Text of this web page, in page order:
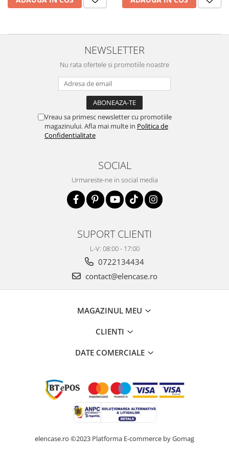
NEWSLETTER
Nu rata ofertele si promotiile noastre
Vreau sa primesc newsletter cu promotiile
magazinului. Afla mai multe in Politica de
Confidentialitate
SOCIAL
Urmareste-ne in social media
SUPORT CLIENTI
L-V: 08:00 - 17:00
0722134434
contact@elencase.ro
MAGAZINUL MEU
CLIENTI
DATE COMERCIALE
elencase.ro ©2023 Platforma E-commerce by Gomag